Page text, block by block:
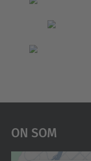
On Som